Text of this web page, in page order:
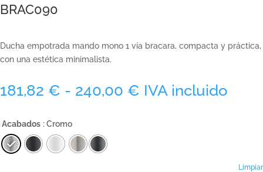
BRAC090
Ducha empotrada mando mono 1 vía bracara, compacta y práctica,
con una estética minimalista.
181,82 € - 240,00 € Rango
IVA incluido
Acabados : Cromo
Limpiar